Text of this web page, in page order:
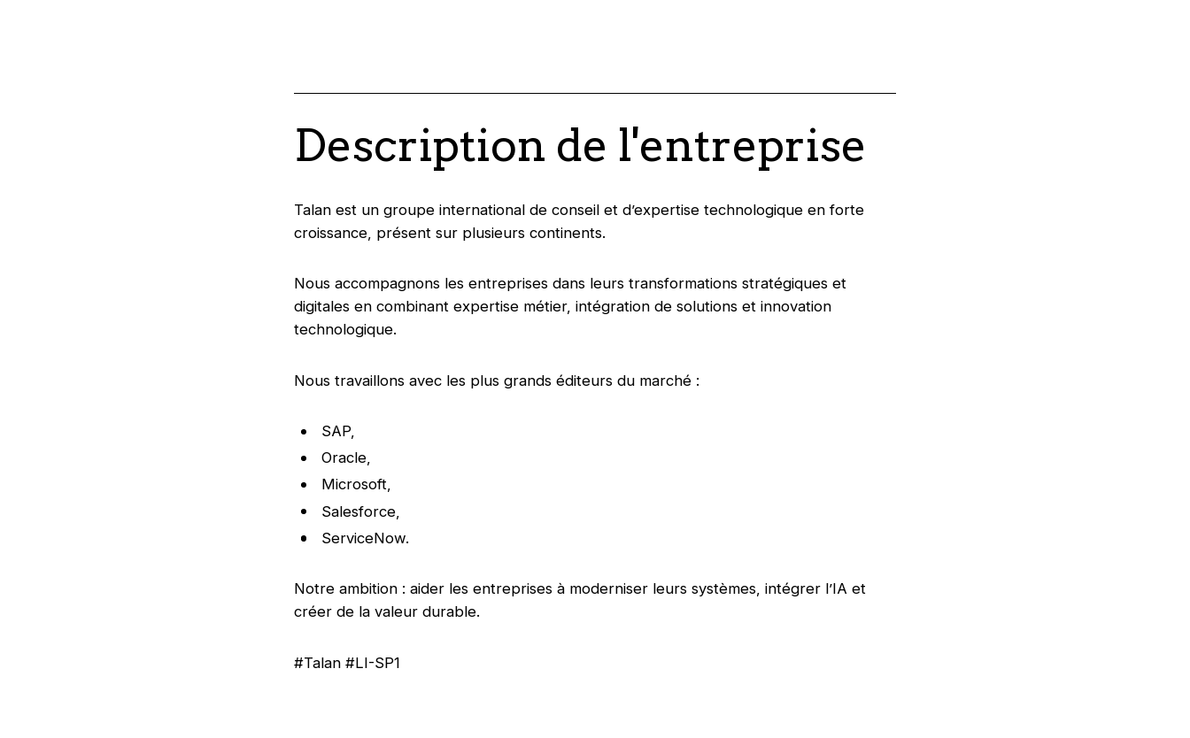
Description de l'entreprise
Talan est un groupe international de conseil et d’expertise technologique en forte
croissance, présent sur plusieurs continents.
Nous accompagnons les entreprises dans leurs transformations stratégiques et
digitales en combinant expertise métier, intégration de solutions et innovation
technologique.
Nous travaillons avec les plus grands éditeurs du marché :
SAP,
Oracle,
Microsoft,
Salesforce,
ServiceNow.
Notre ambition : aider les entreprises à moderniser leurs systèmes, intégrer l’IA et
créer de la valeur durable.
#Talan #LI-SP1